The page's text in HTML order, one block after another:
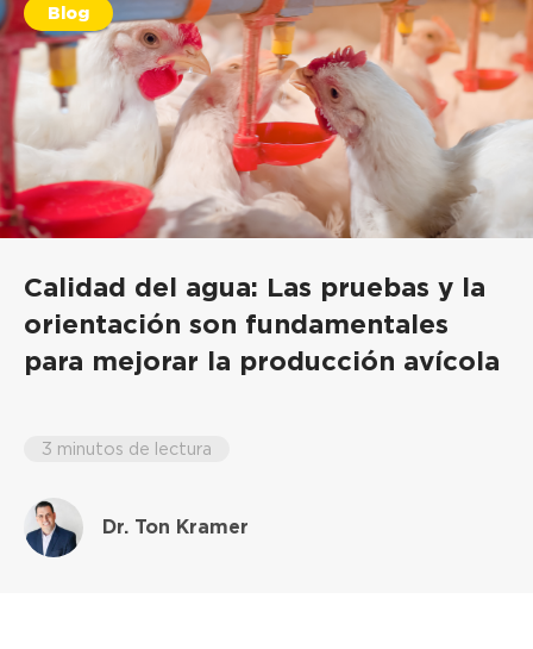
Blog
Calidad del agua: Las pruebas y la
orientación son fundamentales
para mejorar la producción avícola
3 minutos de lectura
Dr. Ton Kramer